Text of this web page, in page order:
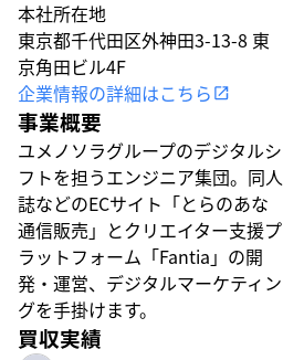
本社所在地
東京都千代田区外神田3-13-8 東
京角田ビル4F
企業情報の詳細はこちら
事業概要
ユメノソラグループのデジタルシ
フトを担うエンジニア集団。同人
誌などのECサイト「とらのあな
通信販売」とクリエイター支援プ
ラットフォーム「Fantia」の開
発・運営、デジタルマーケティン
グを手掛けます。
買収実績